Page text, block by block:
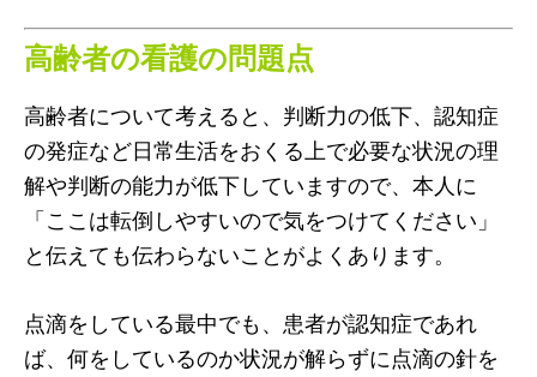
高齢者の看護の問題点
高齢者について考えると、判断力の低下、認知症
の発症など日常生活をおくる上で必要な状況の理
解や判断の能力が低下していますので、本人に
「ここは転倒しやすいので気をつけてください」
と伝えても伝わらないことがよくあります。
点滴をしている最中でも、患者が認知症であれ
ば、何をしているのか状況が解らずに点滴の針を